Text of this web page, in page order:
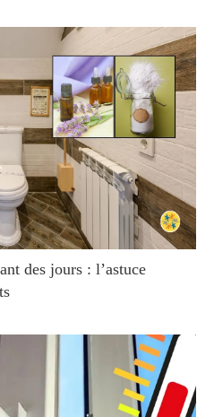
des jours : l’astuce